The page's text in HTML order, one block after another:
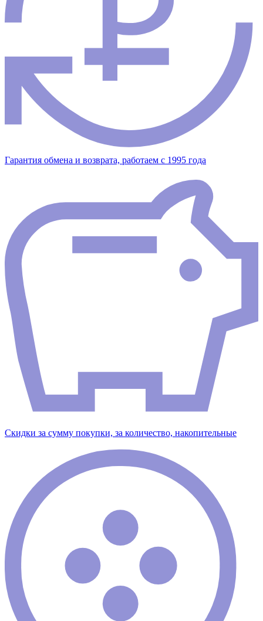
Гарантия обмена и возврата, работаем с 1995 года
Скидки за сумму покупки, за количество, накопительные